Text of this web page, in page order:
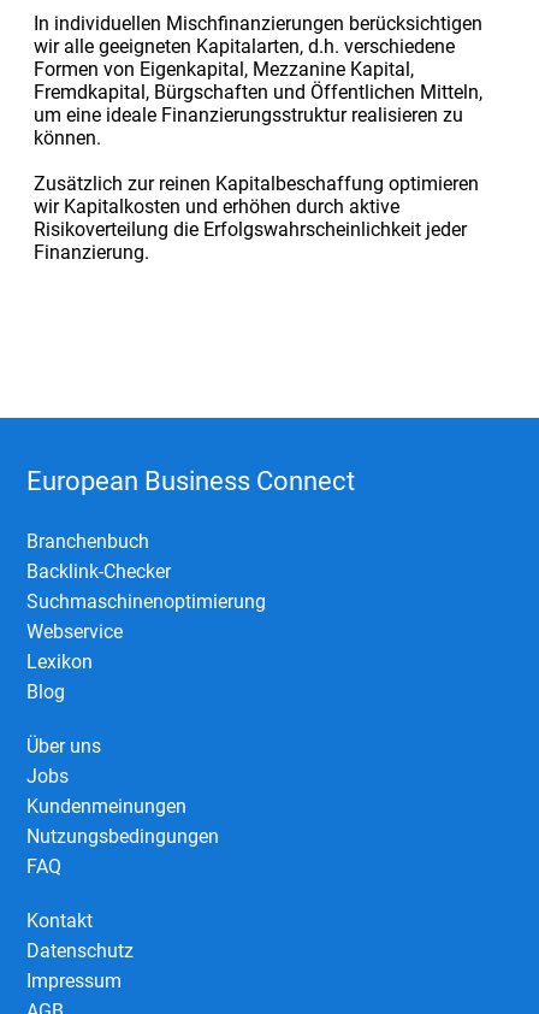
In individuellen Mischfinanzierungen berücksichtigen
wir alle geeigneten Kapitalarten, d.h. verschiedene
Formen von Eigenkapital, Mezzanine Kapital,
Fremdkapital, Bürgschaften und Öffentlichen Mitteln,
um eine ideale Finanzierungsstruktur realisieren zu
können.
Zusätzlich zur reinen Kapitalbeschaffung optimieren
wir Kapitalkosten und erhöhen durch aktive
Risikoverteilung die Erfolgswahrscheinlichkeit jeder
Finanzierung.
European Business Connect
Branchenbuch
Backlink-Checker
Suchmaschinenoptimierung
Webservice
Lexikon
Blog
Über uns
Jobs
Kundenmeinungen
Nutzungsbedingungen
FAQ
Kontakt
Datenschutz
Impressum